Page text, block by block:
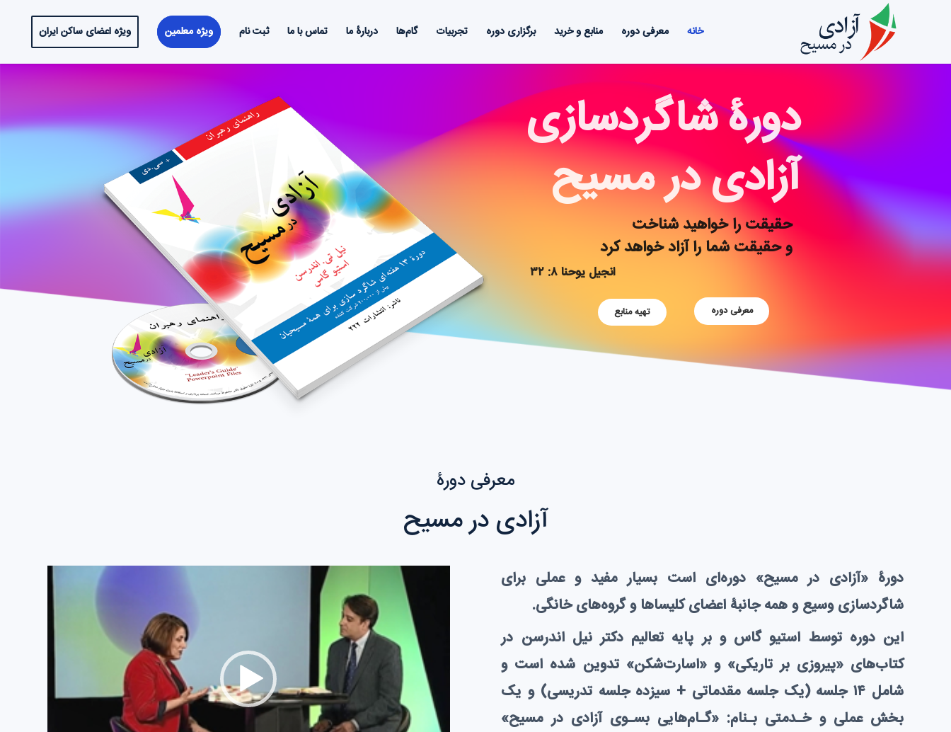
خانه معرفی دوره منابع و خرید برگزاری دوره تجربیات گام‌ها دربارۀ ما تماس با ما ثبت نام ویژه معلمین ویژه اعضای ساکن ایران
دورۀ شاگردسازی
آزادی در مسیح
حقیقت را خواهید شناخت
و حقیقت شما را آزاد خواهد کرد
انجیل یوحنا ۸: ۳۲
تهیه منابع معرفی دوره
معرفی دورۀ
آزادی در مسیح
دورۀ «آزادی در مسیح» دوره‌ای است بسیار مفید و عملی برای
شاگردسازی وسیع و همه جانبۀ اعضای کلیساها و گروه‌های خانگی.
این دوره توسط استیو گاس و بر پایه تعالیم دکتر نیل اندرسن در
کتاب‌های «پیروزی بر تاریکی» و «اسارت‌شکن» تدوین شده است و
شامل ۱۴ جلسه (یک جلسه مقدماتی + سیزده جلسه تدریسی) و یک
بخش عملی و خـدمتی بـنام: «گـام‌هایی بسـوی آزادی در مسیح»